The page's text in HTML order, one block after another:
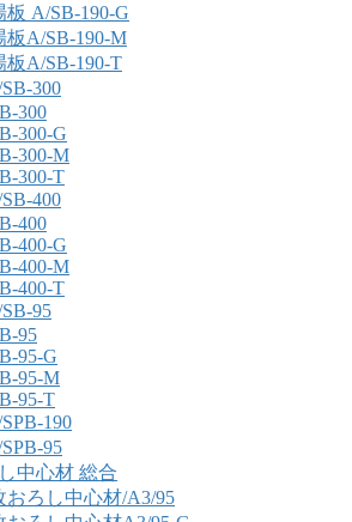
板 A/SB-190-G
板A/SB-190-M
板A/SB-190-T
300
300
300-G
300-M
300-T
400
400
400-G
400-M
400-T
95
95
95-G
95-M
95-T
190
95
中心材 総合
おろし中心材/A3/95